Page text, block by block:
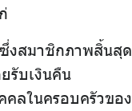
งสมาชิกภาพสิ้นสุด
รับเงินคืน
นครอบครัวของ